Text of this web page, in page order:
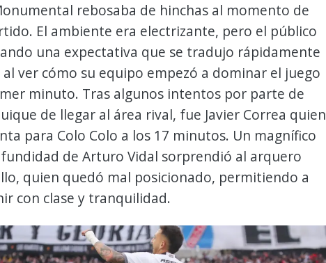
rebosaba de hinchas al momento de
El ambiente era electrizante, pero el público
una expectativa que se tradujo rápidamente
ver cómo su equipo empezó a dominar el juego
minuto. Tras algunos intentos por parte de
de llegar al área rival, fue Javier Correa quien
para Colo Colo a los 17 minutos. Un magnífico
de Arturo Vidal sorprendió al arquero
quien quedó mal posicionado, permitiendo a
con clase y tranquilidad.